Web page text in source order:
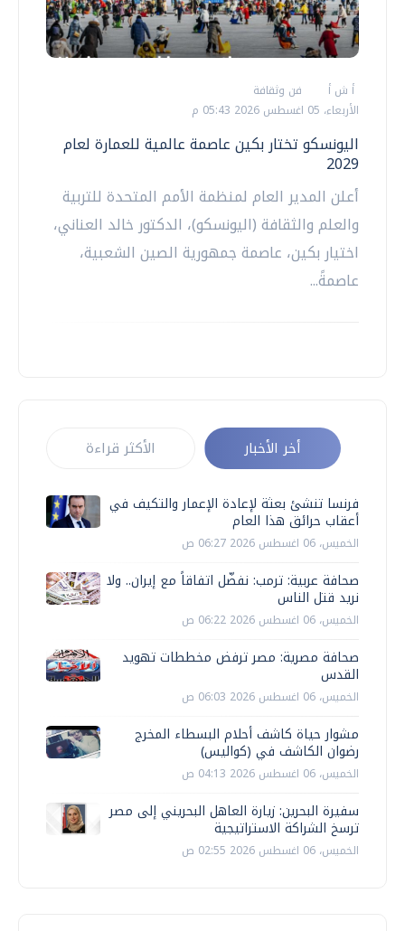
أ ش أ
فن وثقافة
الأربعاء، 05 اغسطس 2026 05:43 م
اليونسكو تختار بكين عاصمة عالمية للعمارة لعام
2029
أعلن المدير العام لمنظمة الأمم المتحدة للتربية
والعلم والثقافة (اليونسكو)، الدكتور خالد العناني،
اختيار بكين، عاصمة جمهورية الصين الشعبية،
عاصمةً...
أخر الأخبار الأكثر قراءة
فرنسا تنشئ بعثة لإعادة الإعمار والتكيف في
أعقاب حرائق هذا العام
الخميس، 06 اغسطس 2026 06:27 ص
صحافة عربية: ترمب: نفضّل اتفاقاً مع إيران.. ولا
نريد قتل الناس
الخميس، 06 اغسطس 2026 06:22 ص
صحافة مصرية: مصر ترفض مخططات تهويد
القدس
الخميس، 06 اغسطس 2026 06:03 ص
مشوار حياة كاشف أحلام البسطاء المخرج
رضوان الكاشف في (كواليس)
الخميس، 06 اغسطس 2026 04:13 ص
سفيرة البحرين: زيارة العاهل البحريني إلى مصر
ترسخ الشراكة الاستراتيجية
الخميس، 06 اغسطس 2026 02:55 ص